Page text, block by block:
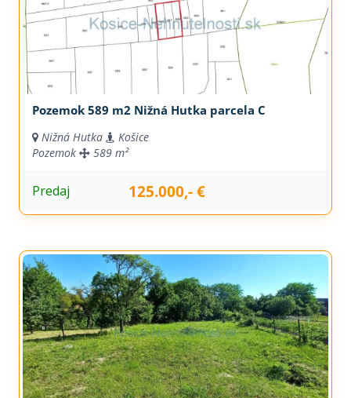
Pozemok 589 m2 Nižná Hutka parcela C
Nižná Hutka
Košice
Pozemok
589 m²
Predaj 125.000,- €